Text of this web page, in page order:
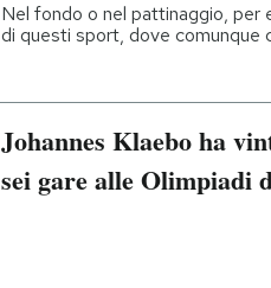
Altrecose
Nel fondo o nel pattinaggio, per
di questi sport, dove comunque
Johannes Klaebo ha
sei gare alle Olimpiadi